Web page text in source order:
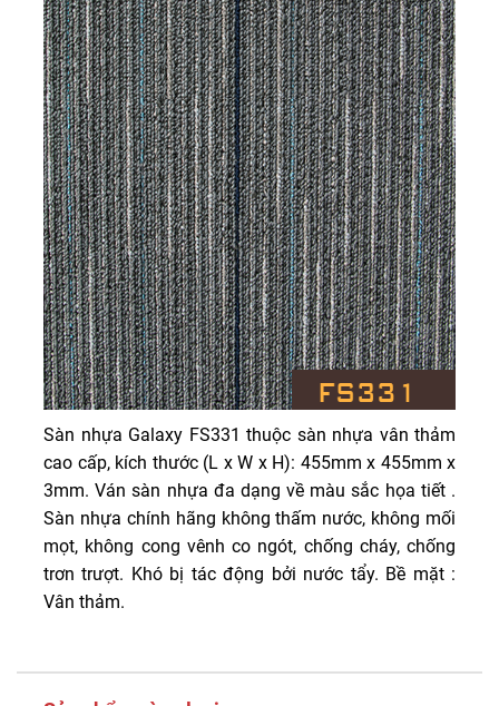
Sàn nhựa Galaxy FS331 thuộc sàn nhựa vân thảm
cao cấp, kích thước (L x W x H): 455mm x 455mm x
3mm. Ván sàn nhựa đa dạng về màu sắc họa tiết .
Sàn nhựa chính hãng không thấm nước, không mối
mọt, không cong vênh co ngót, chống cháy, chống
trơn trượt. Khó bị tác động bởi nước tẩy. Bề mặt :
Vân thảm.